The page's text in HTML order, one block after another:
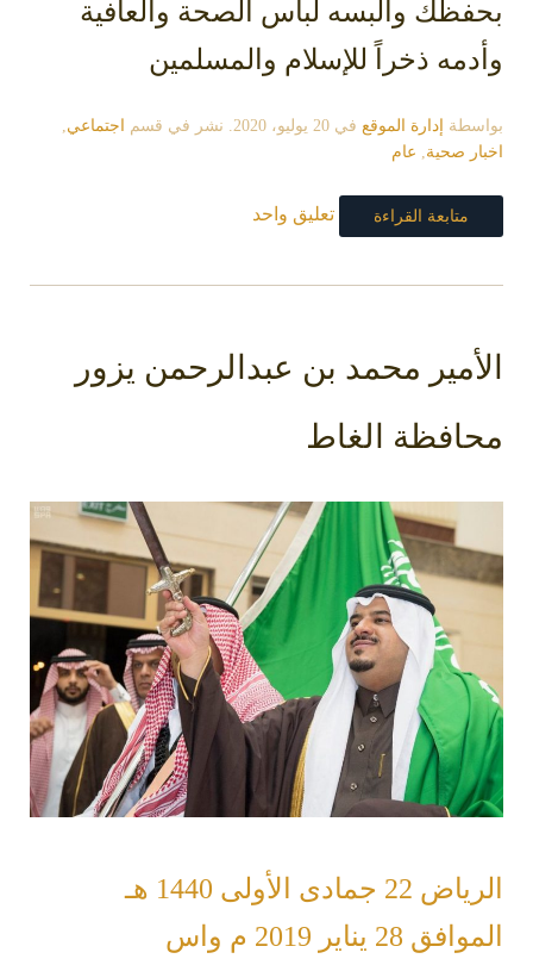
بحفظك وألبسه لباس الصحة والعافية
‬وأدمه ذخراً للإسلام والمسلمين
بواسطة إدارة الموقع في 20 يوليو، 2020 . نشر في قسم اجتماعي,
اخبار صحية, عام
متابعة القراءة تعليق واحد
الأمير محمد بن عبدالرحمن يزور
محافظة الغاط
الرياض 22 جمادى الأولى 1440 هـ
الموافق 28 يناير 2019 م واس